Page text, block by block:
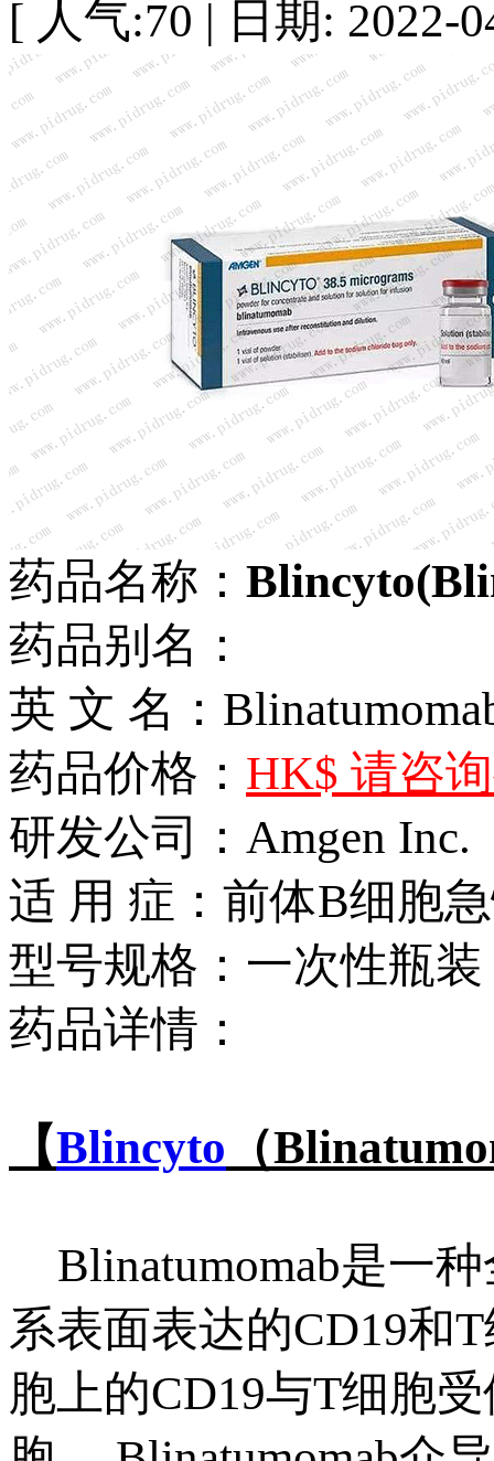
[ 人气:70 | 日期: 2022-
药品名称：
药品别名：
英 文 名：
药品价格： HK$ 请咨
研发公司：Amgen Inc.
适 用 症：前体B细胞
型号规格：一次性瓶
药品详情：
【Blincyto （
Blinatumomab是一
系表面表达的CD19和
胞上的CD19与T细胞